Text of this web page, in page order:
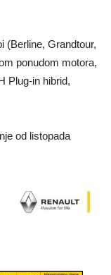
(Berline, Grandtour,
ponudom motora,
Plug-in hibrid,
od listopada